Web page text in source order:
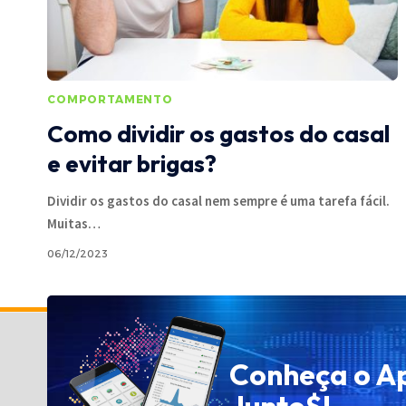
COMPORTAMENTO
Como dividir os gastos do casal
e evitar brigas?
Dividir os gastos do casal nem sempre é uma tarefa fácil.
Muitas…
06/12/2023
Política de Privacidade
Conheça o